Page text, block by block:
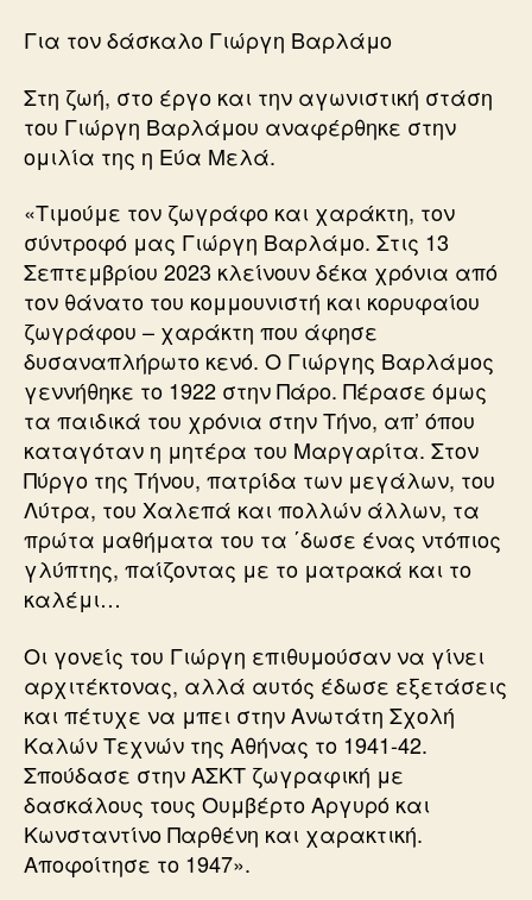
Για τον δάσκαλο Γιώργη Βαρλάμο
Στη ζωή, στο έργο και την αγωνιστική στάση
του Γιώργη Βαρλάμου αναφέρθηκε στην
ομιλία της η Εύα Μελά.
«Τιμούμε τον ζωγράφο και χαράκτη, τον
σύντροφό μας Γιώργη Βαρλάμο. Στις 13
Σεπτεμβρίου 2023 κλείνουν δέκα χρόνια από
τον θάνατο του κομμουνιστή και κορυφαίου
ζωγράφου – χαράκτη που άφησε
δυσαναπλήρωτο κενό. Ο Γιώργης Βαρλάμος
γεννήθηκε το 1922 στην Πάρο. Πέρασε όμως
τα παιδικά του χρόνια στην Τήνο, απ’ όπου
καταγόταν η μητέρα του Μαργαρίτα. Στον
Πύργο της Τήνου, πατρίδα των μεγάλων, του
Λύτρα, του Χαλεπά και πολλών άλλων, τα
πρώτα μαθήματα του τα ΄δωσε ένας ντόπιος
γλύπτης, παίζοντας με το ματρακά και το
καλέμι…
Οι γονείς του Γιώργη επιθυμούσαν να γίνει
αρχιτέκτονας, αλλά αυτός έδωσε εξετάσεις
και πέτυχε να μπει στην Ανωτάτη Σχολή
Καλών Τεχνών της Αθήνας το 1941-42.
Σπούδασε στην ΑΣΚΤ ζωγραφική με
δασκάλους τους Ουμβέρτο Αργυρό και
Κωνσταντίνο Παρθένη και χαρακτική.
Αποφοίτησε το 1947».